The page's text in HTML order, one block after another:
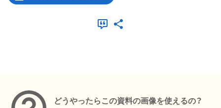
どうやったらこの資料の画像を使えるの？